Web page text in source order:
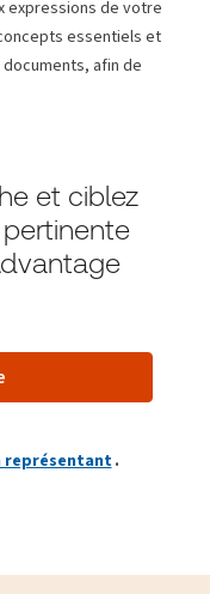
expressions de votre
essentiels et
afin de
et ciblez
représentant.